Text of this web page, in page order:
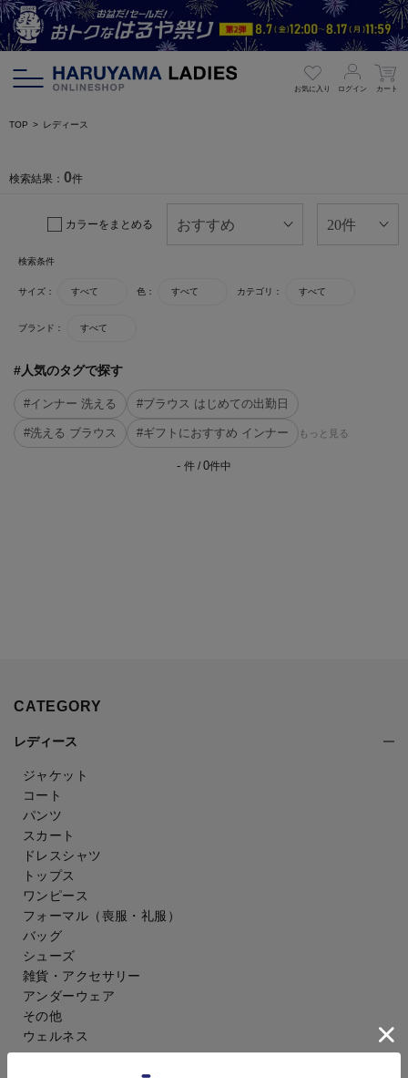
お気に入り ログイン カート
TOP レディース
検索結果： 0件
カラーをまとめる
検索条件
サイズ： すべて 色： すべて カテゴリ： すべて
ブランド： すべて
#人気のタグで探す
#インナー 洗える #ブラウス はじめての出勤日
#洗える ブラウス #ギフトにおすすめ インナー もっと見る
- 件 / 0件中
CATEGORY
レディース
ジャケット
コート
パンツ
スカート
ドレスシャツ
トップス
ワンピース
フォーマル（喪服・礼服）
バッグ
シューズ
雑貨・アクセサリー
アンダーウェア
その他
ウェルネス